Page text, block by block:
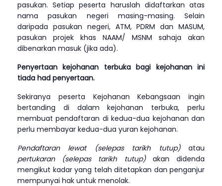
pasukan. Setiap peserta haruslah didaftarkan atas
nama pasukan negeri masing-masing. Selain
daripada pasukan negeri, ATM, PDRM dan MASUM,
pasukan projek khas NAAM/ MSNM sahaja akan
dibenarkan masuk (jika ada).
Penyertaan kejohanan terbuka bagi kejohanan ini
tiada had penyertaan.
Sekiranya peserta Kejohanan Kebangsaan ingin
bertanding di dalam kejohanan terbuka, perlu
membuat pendaftaran di kedua-dua kejohanan dan
perlu membayar kedua-dua yuran kejohanan.
Pendaftaran lewat
(selepas tarikh tutup)atau
pertukaran
(selepas tarikh tutup)akan didenda
mengikut kadar yang telah ditetapkan dan penganjur
mempunyai hak untuk menolak.